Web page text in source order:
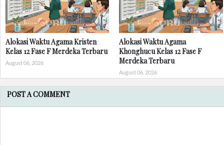
Alokasi Waktu Agama Kristen
Kelas 12 Fase F Merdeka Terbaru
August 06, 2026
Alokasi Waktu Agama
Khonghucu Kelas 12 Fase F
Merdeka Terbaru
August 06, 2026
POST A COMMENT